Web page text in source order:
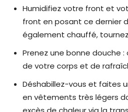
Humidifiez votre front et
front en posant ce dernier
également chauffé,
Prenez une bonne douche
de votre corps et de
Déshabillez-vous et faites
en vêtements très légers